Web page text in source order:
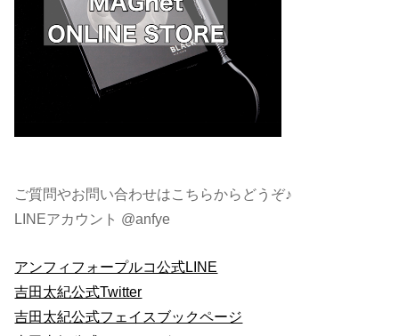
ご質問やお問い合わせはこちらからどうぞ♪
LINEアカウント @anfye
アンフィフォープルコ公式LINE
吉田太紀公式Twitter
吉田太紀公式フェイスブックページ